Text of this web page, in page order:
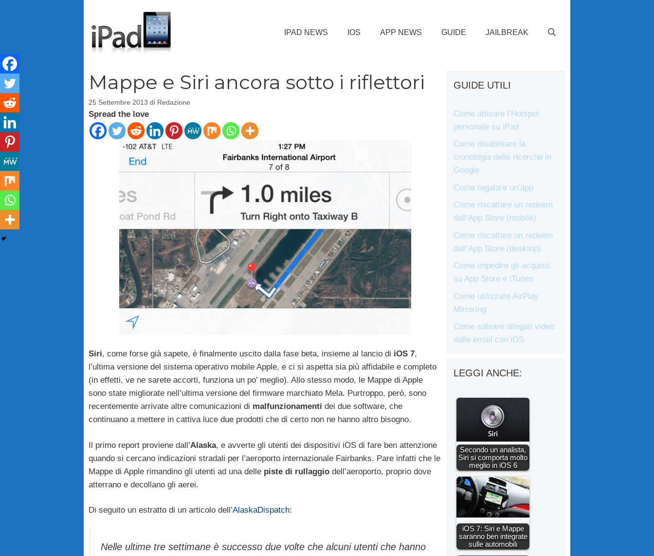
IPAD NEWS IOS APP NEWS GUIDE JAILBREAK
Mappe e Siri ancora sotto i riflettori
25 Settembre 2013 di Redazione
Spread the love
Siri, come forse già sapete, è finalmente uscito dalla fase beta, insieme al lancio di iOS 7,
l’ultima versione del sistema operativo mobile Apple, e ci si aspetta sia più affidabile e completo
(in effetti, ve ne sarete accorti, funziona un po’ meglio). Allo stesso modo, le Mappe di Apple
sono state migliorate nell’ultima versione del firmware marchiato Mela. Purtroppo, però, sono
recentemente arrivate altre comunicazioni di malfunzionamenti dei due software, che
continuano a mettere in cattiva luce due prodotti che di certo non ne hanno altro bisogno.
Il primo report proviene dall’Alaska, e avverte gli utenti dei dispositivi iOS di fare ben attenzione
quando si cercano indicazioni stradali per l’aeroporto internazionale Fairbanks. Pare infatti che le
Mappe di Apple rimandino gli utenti ad una delle piste di rullaggio dell’aeroporto, proprio dove
atterrano e decollano gli aerei.
Di seguito un estratto di un articolo dell’AlaskaDispatch:
Nelle ultime tre settimane è successo due volte che alcuni utenti che hanno
GUIDE UTILI
Come attivare l’Hotspot
personale su iPad
Come disabilitare la
cronologia delle ricerche in
Google
Come regalare un’app
Come riscattare un redeem
dall’App Store (mobile)
Come riscattare un redeem
dall’App Store (desktop)
Come impedire gli acquisti
su App Store e iTunes
Come utilizzare AirPlay
Mirroring
Come salvare allegati video
dalle email con iOS
LEGGI ANCHE:
Secondo un analista,
Siri si comporta molto
meglio in iOS 6
iOS 7: Siri e Mappe
saranno ben integrate
sulle automobili